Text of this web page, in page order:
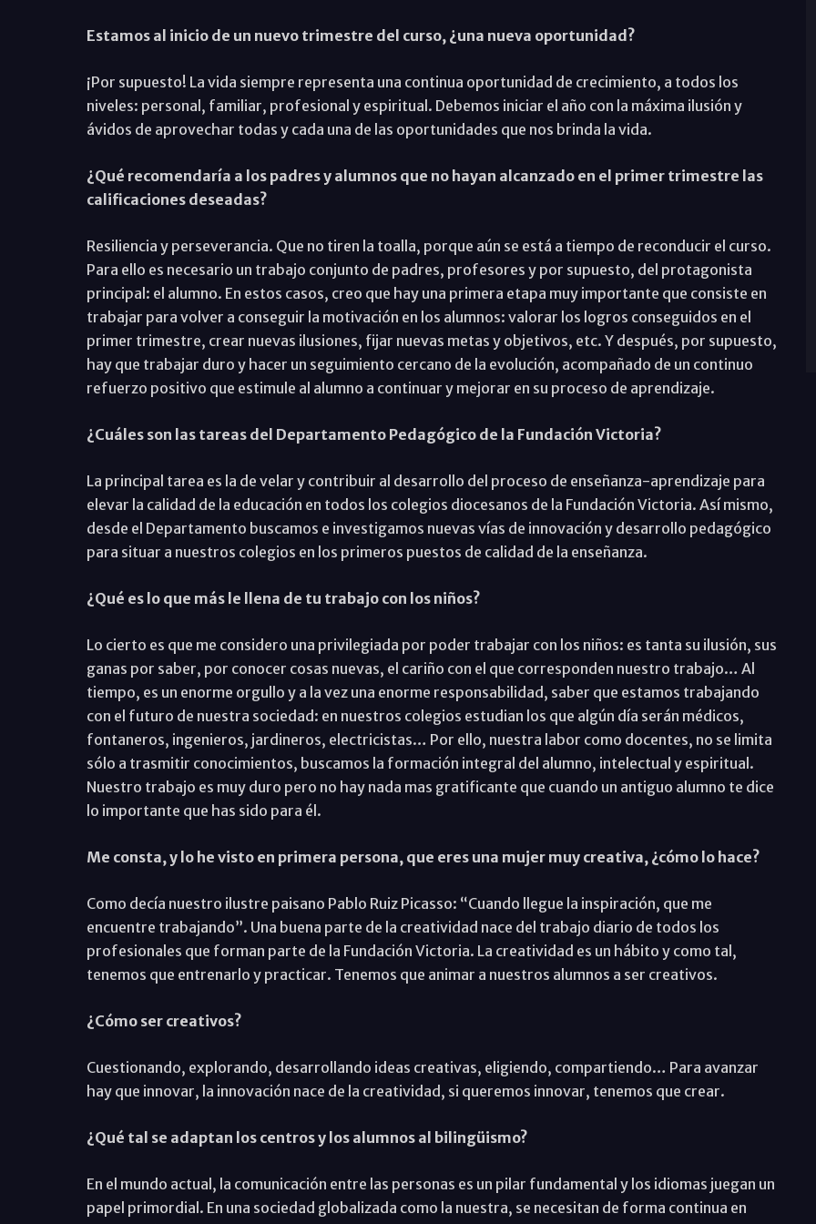
Estamos al inicio de un nuevo trimestre del curso, ¿una nueva oportunidad?
¡Por supuesto! La vida siempre representa una continua oportunidad de crecimiento, a todos los
niveles: personal, familiar, profesional y espiritual. Debemos iniciar el año con la máxima ilusión y
ávidos de aprovechar todas y cada una de las oportunidades que nos brinda la vida.
¿Qué recomendaría a los padres y alumnos que no hayan alcanzado en el primer trimestre las
calificaciones deseadas?
Resiliencia y perseverancia. Que no tiren la toalla, porque aún se está a tiempo de reconducir el curso.
Para ello es necesario un trabajo conjunto de padres, profesores y por supuesto, del protagonista
principal: el alumno. En estos casos, creo que hay una primera etapa muy importante que consiste en
trabajar para volver a conseguir la motivación en los alumnos: valorar los logros conseguidos en el
primer trimestre, crear nuevas ilusiones, fijar nuevas metas y objetivos, etc. Y después, por supuesto,
hay que trabajar duro y hacer un seguimiento cercano de la evolución, acompañado de un continuo
refuerzo positivo que estimule al alumno a continuar y mejorar en su proceso de aprendizaje.
¿Cuáles son las tareas del Departamento Pedagógico de la Fundación Victoria?
La principal tarea es la de velar y contribuir al desarrollo del proceso de enseñanza-aprendizaje para
elevar la calidad de la educación en todos los colegios diocesanos de la Fundación Victoria. Así mismo,
desde el Departamento buscamos e investigamos nuevas vías de innovación y desarrollo pedagógico
para situar a nuestros colegios en los primeros puestos de calidad de la enseñanza.
¿Qué es lo que más le llena de tu trabajo con los niños?
Lo cierto es que me considero una privilegiada por poder trabajar con los niños: es tanta su ilusión, sus
ganas por saber, por conocer cosas nuevas, el cariño con el que corresponden nuestro trabajo… Al
tiempo, es un enorme orgullo y a la vez una enorme responsabilidad, saber que estamos trabajando
con el futuro de nuestra sociedad: en nuestros colegios estudian los que algún día serán médicos,
fontaneros, ingenieros, jardineros, electricistas… Por ello, nuestra labor como docentes, no se limita
sólo a trasmitir conocimientos, buscamos la formación integral del alumno, intelectual y espiritual.
Nuestro trabajo es muy duro pero no hay nada mas gratificante que cuando un antiguo alumno te dice
lo importante que has sido para él.
Me consta, y lo he visto en primera persona, que eres una mujer muy creativa, ¿cómo lo hace?
Como decía nuestro ilustre paisano Pablo Ruiz Picasso: “Cuando llegue la inspiración, que me
encuentre trabajando”. Una buena parte de la creatividad nace del trabajo diario de todos los
profesionales que forman parte de la Fundación Victoria. La creatividad es un hábito y como tal,
tenemos que entrenarlo y practicar. Tenemos que animar a nuestros alumnos a ser creativos.
¿Cómo ser creativos?
Cuestionando, explorando, desarrollando ideas creativas, eligiendo, compartiendo… Para avanzar
hay que innovar, la innovación nace de la creatividad, si queremos innovar, tenemos que crear.
¿Qué tal se adaptan los centros y los alumnos al bilingüismo?
En el mundo actual, la comunicación entre las personas es un pilar fundamental y los idiomas juegan un
papel primordial. En una sociedad globalizada como la nuestra, se necesitan de forma continua en